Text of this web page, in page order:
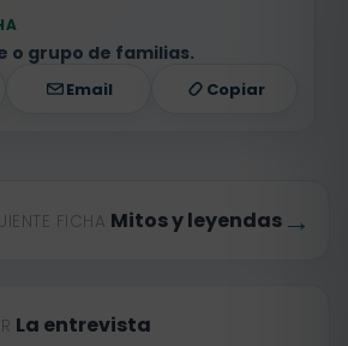
o grupo de familias.
Email Copiar
La entrevista
FICHA Mitos y leyendas →